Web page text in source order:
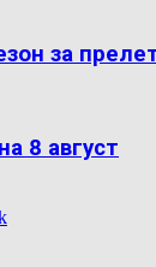
за
8 август